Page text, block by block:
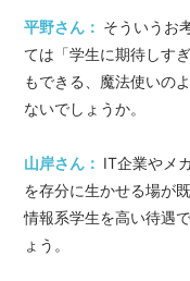
平野さん： そういうお
ては「学生に期待しす
もできる、魔法使いの
ないでしょうか。
山岸さん： IT企業やメ
を存分に生かせる場が
情報系学生を高い待遇
ょう。